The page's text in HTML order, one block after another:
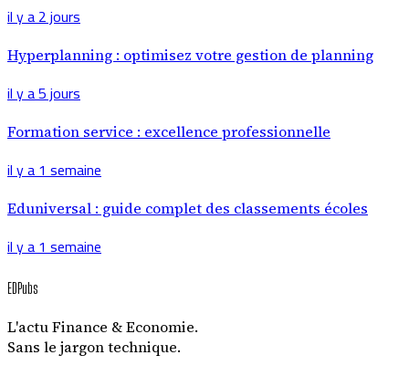
il y a 2 jours
Hyperplanning : optimisez votre gestion de planning
il y a 5 jours
Formation service : excellence professionnelle
il y a 1 semaine
Eduniversal : guide complet des classements écoles
il y a 1 semaine
EDPubs
L'actu Finance & Economie.
Sans le jargon technique.